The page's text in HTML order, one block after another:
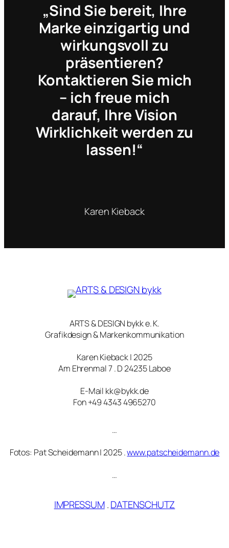
„Sind Sie bereit, Ihre
Marke einzigartig und
wirkungsvoll zu
präsentieren?
Kontaktieren Sie mich
– ich freue mich
darauf, Ihre Vision
Wirklichkeit werden zu
lassen!“
Karen Kieback
ARTS & DESIGN bykk e. K.
Grafikdesign & Markenkommunikation
Karen Kieback | 2025
Am Ehrenmal 7 . D 24235 Laboe
E-Mail kk@bykk.de
Fon +49 4343 4965270
…
Fotos: Pat Scheidemann | 2025 .www.patscheidemann.de
…
IMPRESSUM.DATENSCHUTZ